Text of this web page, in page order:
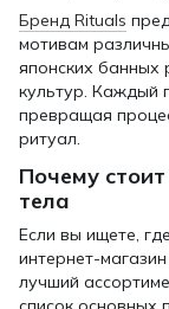
Бренд Rituals
мотивам
японских банных
культур. Каждый
превращая
ритуал.
Почему
тела
Если вы ищете,
интернет-
лучший